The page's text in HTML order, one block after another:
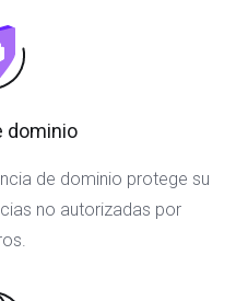
dominio
de dominio protege su
no autorizadas por